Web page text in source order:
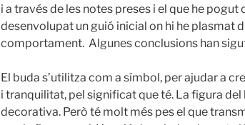
i a través de les notes preses i el que he pogut
desenvolupat un guió inicial on hi he plasmat
comportament. Algunes conclusions han
El buda s’utilitza com a símbol, per ajudar a
i tranquilitat, pel significat que té. La figura del
decorativa. Però té molt més pes el que